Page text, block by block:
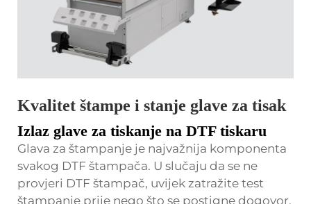
Kvalitet štampe i stanje glave za tisak
Izlaz glave za tiskanje na DTF tiskaru
Glava za štampanje je najvažnija komponenta
svakog DTF štampača. U slučaju da se ne
provjeri DTF štampač, uvijek zatražite test
štampanje prije nego što se postigne dogovor.